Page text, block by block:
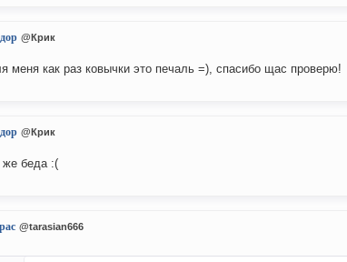
@Крик
меня как раз ковычки это печаль =), спасибо щас проверю!
@Крик
же беда :(
@tarasian666